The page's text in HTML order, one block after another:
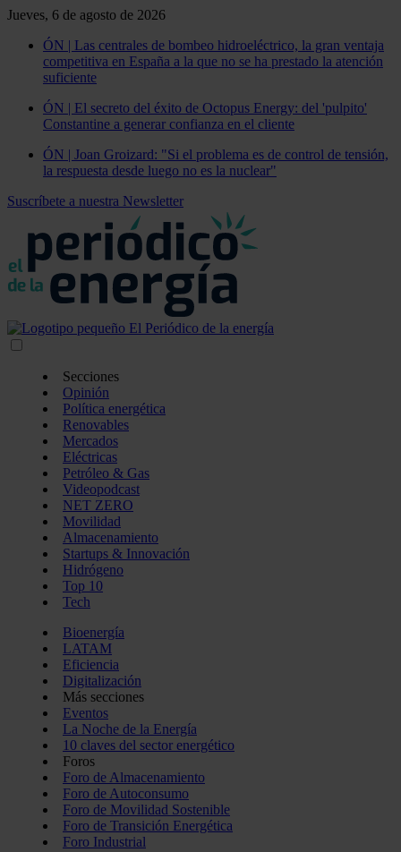
Jueves, 6 de agosto de 2026
ÓN | Las centrales de bombeo hidroeléctrico, la gran ventaja
competitiva en España a la que no se ha prestado la atención
suficiente
ÓN | El secreto del éxito de Octopus Energy: del 'pulpito'
Constantine a generar confianza en el cliente
ÓN | Joan Groizard: "Si el problema es de control de tensión,
la respuesta desde luego no es la nuclear"
Suscríbete a nuestra Newsletter
Secciones
Opinión
Política energética
Renovables
Mercados
Eléctricas
Petróleo & Gas
Videopodcast
NET ZERO
Movilidad
Almacenamiento
Startups & Innovación
Hidrógeno
Top 10
Tech
Bioenergía
LATAM
Eficiencia
Digitalización
Más secciones
Eventos
La Noche de la Energía
10 claves del sector energético
Foros
Foro de Almacenamiento
Foro de Autoconsumo
Foro de Movilidad Sostenible
Foro de Transición Energética
Foro Industrial